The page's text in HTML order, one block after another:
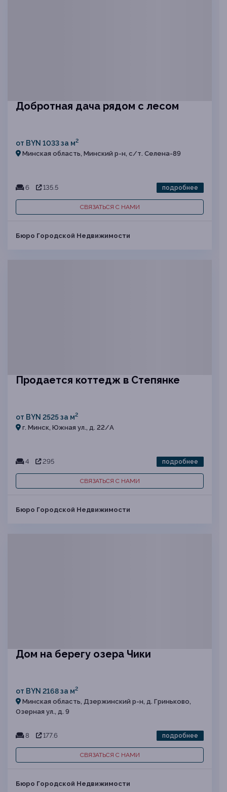
Добротная дача рядом с лесом
от BYN 1033 за м2
Минская область, Минский р-н, с/т. Селена-89
6 135.5 подробнее
СВЯЗАТЬСЯ С НАМИ
Бюро Городской Недвижимости
Продается коттедж в Степянке
от BYN 2525 за м2
г. Минск, Южная ул., д. 22/А
4 295 подробнее
СВЯЗАТЬСЯ С НАМИ
Бюро Городской Недвижимости
Дом на берегу озера Чики
от BYN 2168 за м2
Минская область, Дзержинский р-н, д. Гриньково,
Озерная ул., д. 9
8 177.6 подробнее
СВЯЗАТЬСЯ С НАМИ
Бюро Городской Недвижимости